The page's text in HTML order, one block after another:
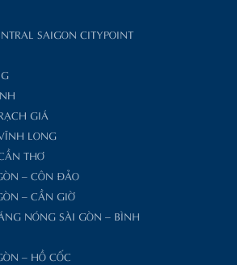
SAIGON CITYPOINT
GIÁ
LONG
THƠ
– CÔN ĐẢO
– CẦN GIỜ
NÓNG SÀI GÒN – BÌNH
– HỒ CỐC